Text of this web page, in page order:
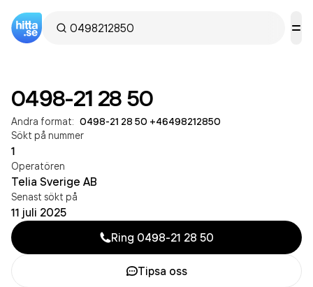
0498-21 28 50
Andra format: 0498-21 28 50 +46498212850
Sökt på nummer
1
Operatören
Telia Sverige AB
Senast sökt på
11 juli 2025
Ring 0498-21 28 50
Tipsa oss